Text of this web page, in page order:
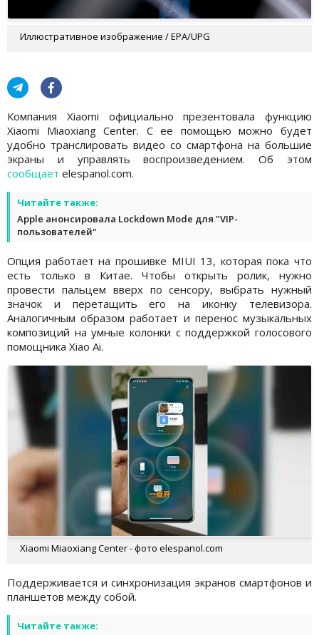
Иллюстративное изображение / EPA/UPG
Компания Xiaomi официально презентовала функцию
Xiaomi Miaoxiang Center. С ее помощью можно будет
удобно транслировать видео со смартфона на большие
экраны и управлять воспроизведением. Об этом
сообщает elespanol.com.
Читайте также:
Apple анонсировала Lockdown Mode для "VIP-
пользователей"
Опция работает на прошивке MIUI 13, которая пока что
есть только в Китае. Чтобы открыть ролик, нужно
провести пальцем вверх по сенсору, выбрать нужный
значок и перетащить его на иконку телевизора.
Аналогичным образом работает и перенос музыкальных
композиций на умные колонки с поддержкой голосового
помощника Xiao Ai.
Xiaomi Miaoxiang Center - фото elespanol.com
Поддерживается и синхронизация экранов смартфонов и
планшетов между собой.
Читайте также: